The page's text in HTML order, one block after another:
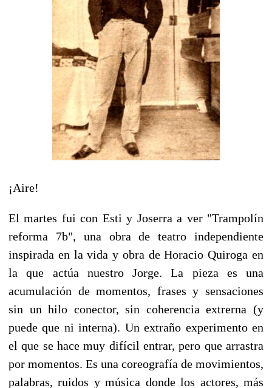
¡Aire!
El martes fui con Esti y Joserra a ver "Trampolín
reforma 7b", una obra de teatro independiente
inspirada en la vida y obra de Horacio Quiroga en
la que actúa nuestro Jorge. La pieza es una
acumulación de momentos, frases y sensaciones
sin un hilo conector, sin coherencia extrerna (y
puede que ni interna). Un extraño experimento en
el que se hace muy difícil entrar, pero que arrastra
por momentos. Es una coreografía de movimientos,
palabras, ruidos y música donde los actores, más